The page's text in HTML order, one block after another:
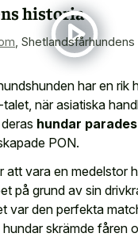
historia
har en rik
när asiatiska
hundar
PON.
att vara en medelstor
på grund av sin
var den perfekta
skrämde fåren